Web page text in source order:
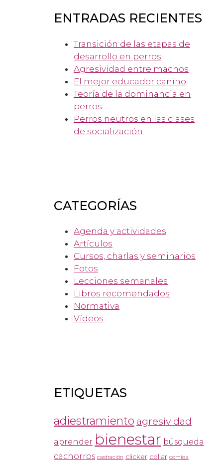
ENTRADAS RECIENTES
Transición de las etapas de
desarrollo en perros
Agresividad entre machos
El mejor educador canino
Teoría de la dominancia en
perros
Perros neutros en las clases
de socialización
CATEGORÍAS
Agenda y actividades
Artículos
Cursos, charlas y seminarios
Fotos
Lecciones semanales
Libros recomendados
Normativa
Vídeos
ETIQUETAS
adiestramiento agresividad
aprender bienestar búsqueda
cachorros castración clicker collar comida